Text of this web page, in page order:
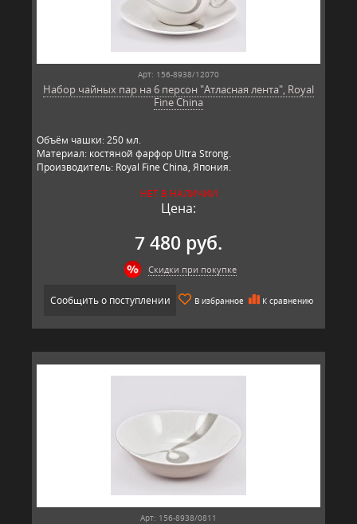
Арт: 156-8938/12070
Набор чайных пар на 6 персон "Атласная лента", Royal
Fine China
Объём чашки: 250 мл.
Материал: костяной фарфор Ultra Strong.
Производитель: Royal Fine China, Япония.
НЕТ В НАЛИЧИИ
Цена:
7 480 руб.
Скидки при покупке
Сообщить о поступлении В избранное К сравнению
Арт: 156-8938/0811